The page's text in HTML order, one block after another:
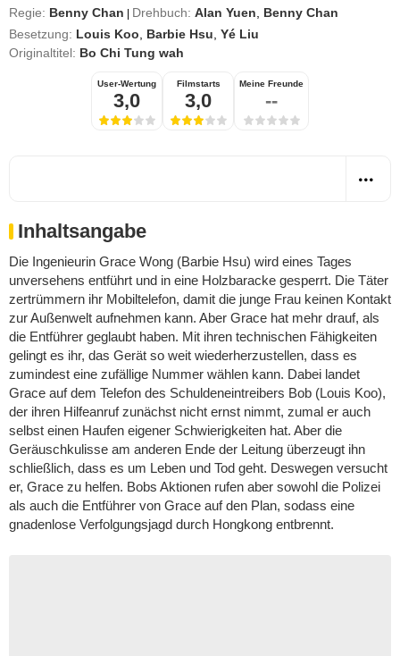
Regie: Benny Chan Drehbuch: Alan Yuen
Benny Chan
Besetzung: Louis Koo Barbie Hsu Yé Liu
Originaltitel: Bo Chi Tung wah
User-Wertung
3,0
Filmstarts
3,0
Meine Freunde
--
Inhaltsangabe
Die Ingenieurin Grace Wong (Barbie Hsu) wird eines Tages
unversehens entführt und in eine Holzbaracke gesperrt. Die Täter
zertrümmern ihr Mobiltelefon, damit die junge Frau keinen Kontakt
zur Außenwelt aufnehmen kann. Aber Grace hat mehr drauf, als
die Entführer geglaubt haben. Mit ihren technischen Fähigkeiten
gelingt es ihr, das Gerät so weit wiederherzustellen, dass es
zumindest eine zufällige Nummer wählen kann. Dabei landet
Grace auf dem Telefon des Schuldeneintreibers Bob (Louis Koo),
der ihren Hilfeanruf zunächst nicht ernst nimmt, zumal er auch
selbst einen Haufen eigener Schwierigkeiten hat. Aber die
Geräuschkulisse am anderen Ende der Leitung überzeugt ihn
schließlich, dass es um Leben und Tod geht. Deswegen versucht
er, Grace zu helfen. Bobs Aktionen rufen aber sowohl die Polizei
als auch die Entführer von Grace auf den Plan, sodass eine
gnadenlose Verfolgungsjagd durch Hongkong entbrennt.